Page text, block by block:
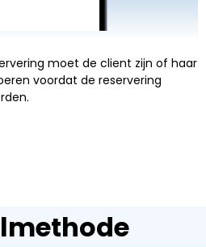
moet de client zijn of haar
voordat de reservering